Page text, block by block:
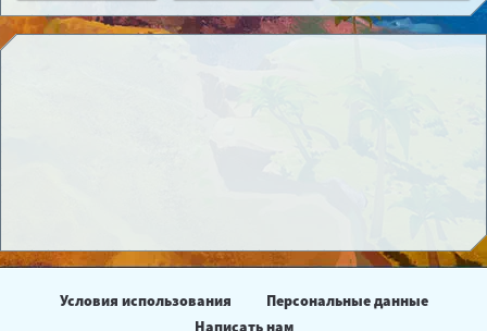
Условия использования
Персональные данные
Написать нам